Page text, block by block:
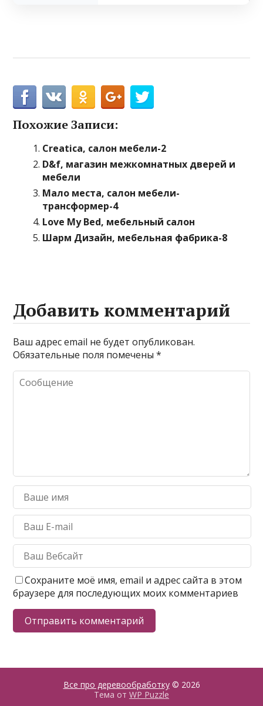
Похожие Записи:
Creatica, салон мебели-2
D&f, магазин межкомнатных дверей и
мебели
Мало места, салон мебели-
трансформер-4
Love My Bed, мебельный салон
Шарм Дизайн, мебельная фабрика-8
Добавить комментарий
Ваш адрес email не будет опубликован.
Обязательные поля помечены*
Сохраните моё имя, email и адрес сайта в этом
браузере для последующих моих комментариев
Все про деревообработку© 2026
Тема от WP Puzzle